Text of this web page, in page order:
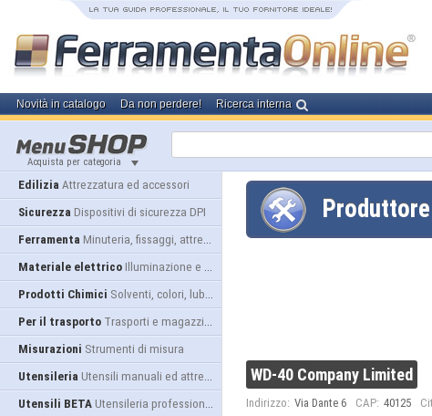
Novità in catalogo Da non perdere! Ricerca interna
Acquista per categoria
Edilizia Attrezzatura ed accessori
Sicurezza Dispositivi di sicurezza DPI
Ferramenta Minuteria, fissaggi, attrezzatura
Materiale elettrico Illuminazione e alimentazione
Prodotti Chimici Solventi, colori, lubrificanti...
Per il trasporto Trasporti e magazzino
Misurazioni Strumenti di misura
Utensileria Utensili manuali ed attrezzature
Utensili BETA Utensileria professionale
Produttore
WD-40 Company Limited
Indirizzo: Via Dante 6 CAP: 40125